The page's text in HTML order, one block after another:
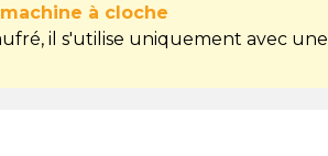
à cloche
il s'utilise uniquement avec une